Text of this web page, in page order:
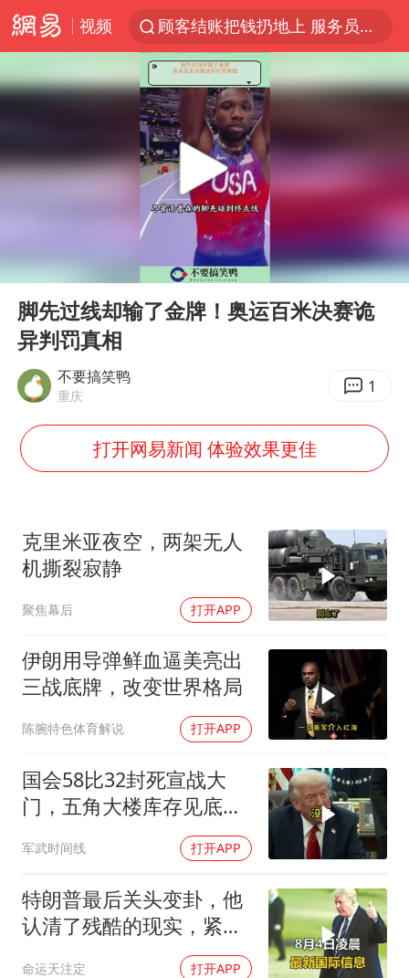
视频
顾客结账把钱扔地上 服务员霸气扔回
38岁山东财大教授刘海明逝世
李亚鹏向地铁吐血女孩捐99999元
台风白海豚或在华东沿海登陆
香港殿堂级填词人黎彼得因病离世 终年76岁
FIFA官方支持因凡蒂诺
41岁女子为鼓励女儿考上985研究生
弹药库存告急 美军补货难
如何把百年大党建设得更加坚强有力
乘客脱鞋散发异味 司机提醒反被怼
汕头市政府被约谈
总书记关心百姓身边这些民生大事
Play
00:00 00:48
脚先过线却输了金牌！奥运百米决赛诡
异判罚真相
不要搞笑鸭
重庆 1
打开网易新闻 体验效果更佳
克里米亚夜空，两架无人
机撕裂寂静
聚焦幕后 打开APP
伊朗用导弹鲜血逼美亮出
三战底牌，改变世界格局
陈腕特色体育解说 打开APP
国会58比32封死宣战大
门，五角大楼库存见底，
特朗普叫停打伊朗那晚发
生了什么
军武时间线 打开APP
特朗普最后关头变卦，他
认清了残酷的现实，紧急
命运天注定 打开APP